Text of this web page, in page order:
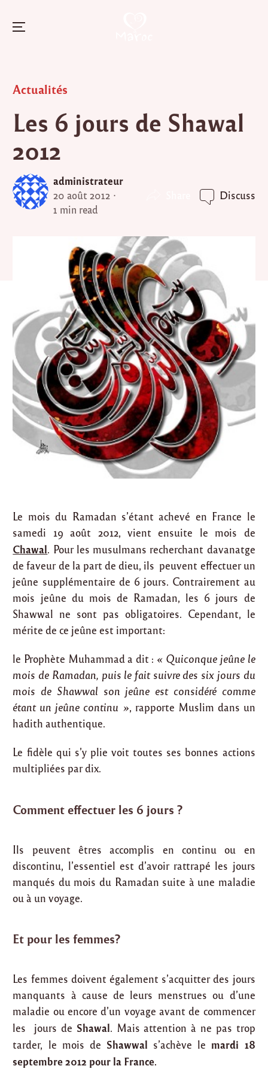
content
Menu
Posted
Actualités
Les 6 jours de Shawal
2012
administrateur
20 août 2012
1 min read
Discuss
Le mois du Ramadan s’étant achevé en France le
samedi 19 août 2012, vient ensuite le mois de
Chawal. Pour les musulmans recherchant davanatge
de faveur de la part de dieu, ils peuvent effectuer un
jeûne supplémentaire de 6 jours. Contrairement au
mois jeûne du mois de Ramadan, les 6 jours de
Shawwal ne sont pas obligatoires. Cependant, le
mérite de ce jeûne est important:
le Prophète Muhammad a dit : « Quiconque jeûne le
mois de Ramadan, puis le fait suivre des six jours du
mois de Shawwal son jeûne est considéré comme
étant un jeûne continu », rapporte Muslim dans un
hadith authentique.
Le fidèle qui s’y plie voit toutes ses bonnes actions
multipliées par dix.
Comment effectuer les 6 jours ?
Ils peuvent êtres accomplis en continu ou en
discontinu, l’essentiel est d’avoir rattrapé les jours
manqués du mois du Ramadan suite à une maladie
ou à un voyage.
Et pour les femmes?
Les femmes doivent également s’acquitter des jours
manquants à cause de leurs menstrues ou d’une
maladie ou encore d’un voyage avant de commencer
les jours de Shawal. Mais attention à ne pas trop
tarder, le mois de Shawwal s’achève le mardi 18
septembre 2012 pour la France.